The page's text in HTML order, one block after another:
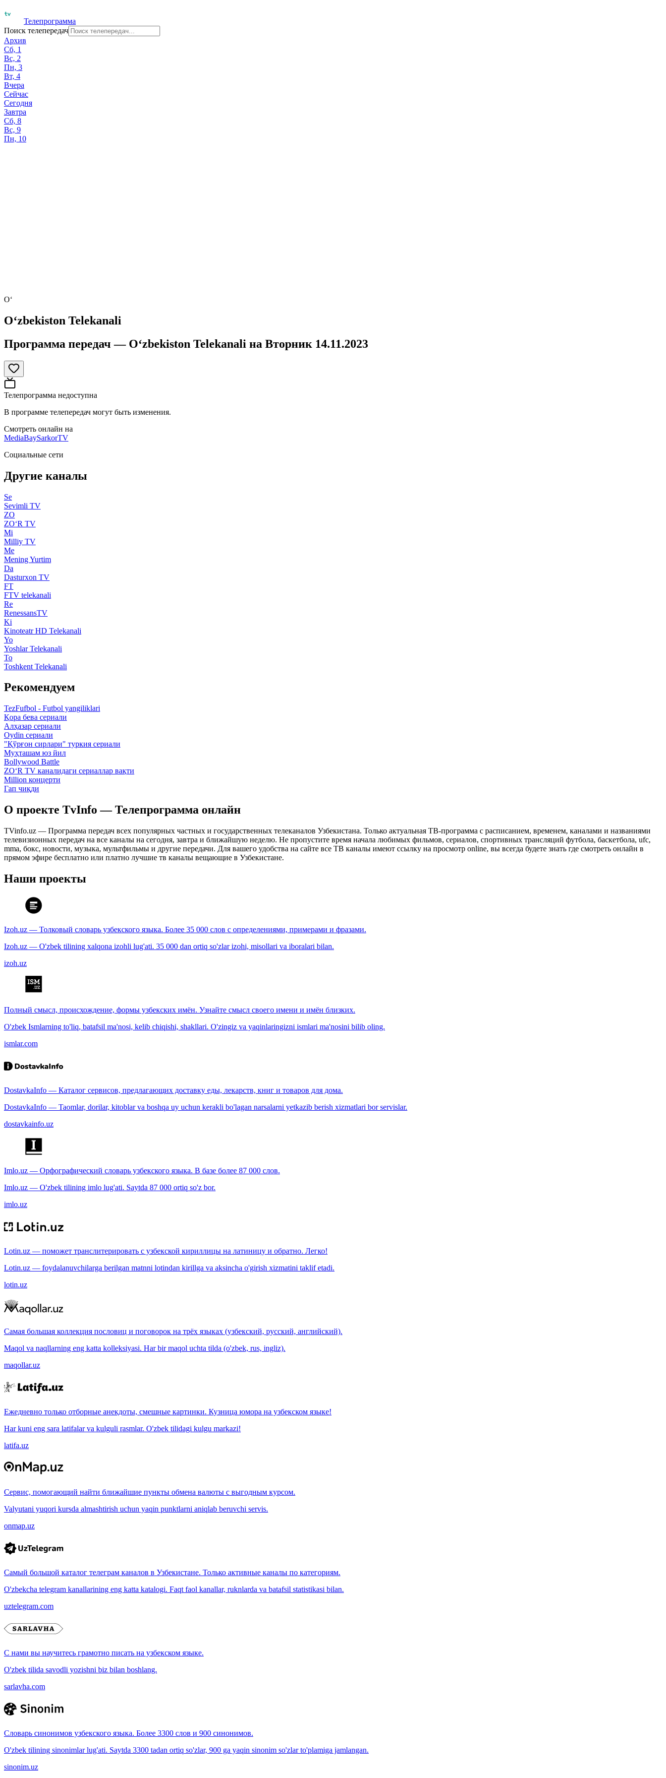
Телепрограмма
Поиск телепередач
Архив
Сб, 1
Вс, 2
Пн, 3
Вт, 4
Вчера
Сейчас
Сегодня
Завтра
Сб, 8
Вс, 9
Пн, 10
O‘
O‘zbekiston Telekanali
Программа передач — O‘zbekiston Telekanali на Вторник 14.11.2023
Телепрограмма недоступна
В программе телепередач могут быть изменения.
Смотреть онлайн на
MediaBaySarkorTV
Социальные сети
Другие каналы
Se
Sevimli TV
ZO
ZO‘R TV
Mi
Milliy TV
Me
Mening Yurtim
Da
Dasturxon TV
FT
FTV telekanali
Re
RenessansTV
Ki
Kinoteatr HD Telekanali
Yo
Yoshlar Telekanali
To
Toshkent Telekanali
Рекомендуем
TezFufbol - Futbol yangiliklari
Қора бева сериали
Алҳазар сериали
Oydin сериали
"Қўрғон сирлари" туркия сериали
Муҳташам юз йил
Bollywood Battle
ZO‘R TV каналидаги сериаллар вақти
Million концерти
Гап чиқди
О проекте TvInfo — Телепрограмма онлайн
TVinfo.uz — Программа передач всех популярных частных и государственных телеканалов Узбекистана. Только актуальная ТВ-программа с расписанием, временем, каналами и названиями
телевизионных передач на все каналы на сегодня, завтра и ближайшую неделю. Не пропустите время начала любимых фильмов, сериалов, спортивных трансляций футбола, баскетбола, ufc,
mma, бокс, новости, музыка, мультфильмы и другие передачи. Для вашего удобства на сайте все ТВ каналы имеют ссылку на просмотр online, вы всегда будете знать где смотреть онлайн в
прямом эфире бесплатно или платно лучшие тв каналы вещающие в Узбекистане.
Наши проекты
Izoh.uz — Толковый словарь узбекского языка. Более 35 000 слов с определениями, примерами и фразами.
Izoh.uz — O'zbek tilining xalqona izohli lug'ati. 35 000 dan ortiq so'zlar izohi, misollari va iboralari bilan.
izoh.uz
Полный смысл, происхождение, формы узбекских имён. Узнайте смысл своего имени и имён близких.
O'zbek Ismlarning to'liq, batafsil ma'nosi, kelib chiqishi, shakllari. O'zingiz va yaqinlaringizni ismlari ma'nosini bilib oling.
ismlar.com
DostavkaInfo — Каталог сервисов, предлагающих доставку еды, лекарств, книг и товаров для дома.
DostavkaInfo — Taomlar, dorilar, kitoblar va boshqa uy uchun kerakli bo'lagan narsalarni yetkazib berish xizmatlari bor servislar.
dostavkainfo.uz
Imlo.uz — Орфографический словарь узбекского языка. В базе более 87 000 слов.
Imlo.uz — O'zbek tilining imlo lug'ati. Saytda 87 000 ortiq so'z bor.
imlo.uz
Lotin.uz — поможет транслитерировать с узбекской кириллицы на латиницу и обратно. Легко!
Lotin.uz — foydalanuvchilarga berilgan matnni lotindan kirillga va aksincha o'girish xizmatini taklif etadi.
lotin.uz
Самая большая коллекция пословиц и поговорок на трёх языках (узбекский, русский, английский).
Maqol va naqllarning eng katta kolleksiyasi. Har bir maqol uchta tilda (o'zbek, rus, ingliz).
maqollar.uz
Ежедневно только отборные анекдоты, смешные картинки. Кузница юмора на узбекском языке!
Har kuni eng sara latifalar va kulguli rasmlar. O'zbek tilidagi kulgu markazi!
latifa.uz
Сервис, помогающий найти ближайшие пункты обмена валюты с выгодным курсом.
Valyutani yuqori kursda almashtirish uchun yaqin punktlarni aniqlab beruvchi servis.
onmap.uz
Самый большой каталог телеграм каналов в Узбекистане. Только активные каналы по категориям.
O'zbekcha telegram kanallarining eng katta katalogi. Faqt faol kanallar, ruknlarda va batafsil statistikasi bilan.
uztelegram.com
С нами вы научитесь грамотно писать на узбекском языке.
O'zbek tilida savodli yozishni biz bilan boshlang.
sarlavha.com
Словарь синонимов узбекского языка. Более 3300 слов и 900 синонимов.
O'zbek tilining sinonimlar lug'ati. Saytda 3300 tadan ortiq so'zlar, 900 ga yaqin sinonim so'zlar to'plamiga jamlangan.
sinonim.uz